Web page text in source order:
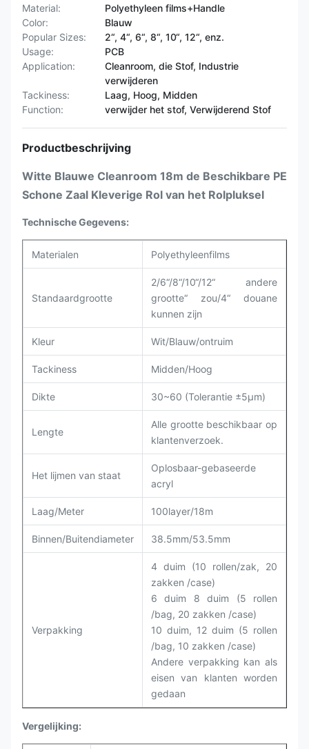
Material:
Polyethyleen films+Handle
Color:
Blauw
Popular Sizes:
2“, 4“, 6“, 8“, 10“, 12“, enz.
Usage:
PCB
Application:
Cleanroom, die Stof, Industrie
verwijderen
Tackiness:
Laag, Hoog, Midden
Function:
verwijder het stof, Verwijderend Stof
Productbeschrijving
Witte Blauwe Cleanroom 18m de Beschikbare PE
Schone Zaal Kleverige Rol van het Rolpluksel
Technische Gegevens:
Materialen Polyethyleenfilms
Standaardgrootte
2/6“/8“/10“/12“ andere
grootte“ zou/4“ douane
kunnen zijn
Kleur Wit/Blauw/ontruim
Tackiness Midden/Hoog
Dikte 30~60 (Tolerantie ±5μm)
Lengte
Alle grootte beschikbaar op
klantenverzoek.
Het lijmen van staat
Oplosbaar-gebaseerde
acryl
Laag/Meter 100layer/18m
Binnen/Buitendiameter 38.5mm/53.5mm
Verpakking
4 duim (10 rollen/zak, 20
zakken /case)
6 duim 8 duim (5 rollen
/bag, 20 zakken /case)
10 duim, 12 duim (5 rollen
/bag, 10 zakken /case)
Andere verpakking kan als
eisen van klanten worden
gedaan
Vergelijking: